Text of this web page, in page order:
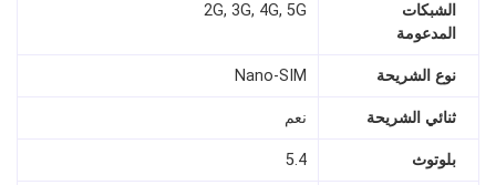
الشبكات
المدعومة
2G, 3G, 4G, 5G
نوع الشريحة Nano‑SIM
ثنائي الشريحة نعم
بلوتوث 5.4